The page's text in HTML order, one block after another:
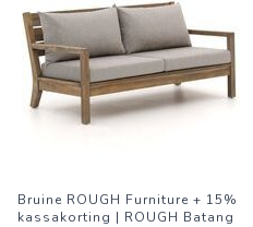
Bruine ROUGH Furniture + 15%
kassakorting | ROUGH Batang